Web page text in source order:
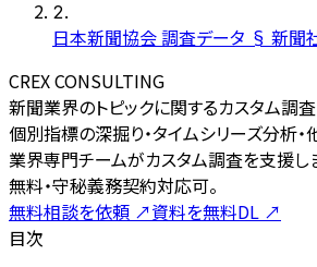
2.
日本新聞協会 調査データ § 新聞
CREX CONSULTING
新聞業界のトピックに関するカスタム調
個別指標の深掘り・タイムシリーズ分析・
業界専門チームがカスタム調査を支援し
無料・守秘義務契約対応可。
無料相談を依頼 ↗資料を無料DL ↗
目次